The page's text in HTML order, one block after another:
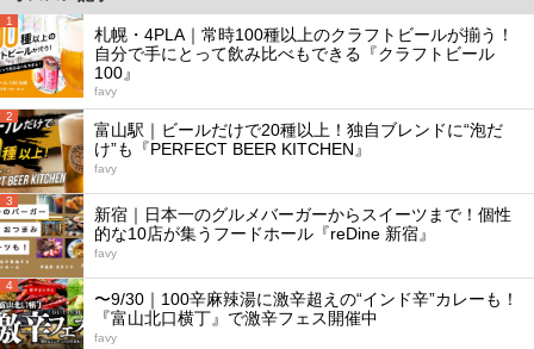
1
札幌・4PLA｜常時100種以上のクラフトビールが揃う！
自分で手にとって飲み比べもできる『クラフトビール
100』
favy
2
富山駅｜ビールだけで20種以上！独自ブレンドに“泡だ
け”も『PERFECT BEER KITCHEN』
favy
3
新宿｜日本一のグルメバーガーからスイーツまで！個性
的な10店が集うフードホール『reDine 新宿』
favy
4
〜9/30｜100辛麻辣湯に激辛超えの“インド辛”カレーも！
『富山北口横丁』で激辛フェス開催中
favy